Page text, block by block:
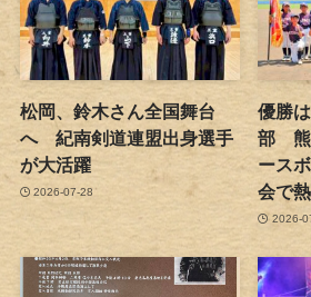
松岡、鈴木さん全国舞台
へ 紀南剣道連盟出身選手
が大活躍
2026-07-28
優勝
部 熊
ース
会で
2026-